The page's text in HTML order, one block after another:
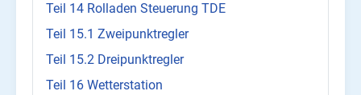
Teil 14 Rolladen Steuerung TDE
Teil 15.1 Zweipunktregler
Teil 15.2 Dreipunktregler
Teil 16 Wetterstation